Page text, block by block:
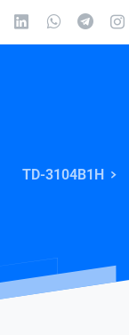
TD-3104B1H